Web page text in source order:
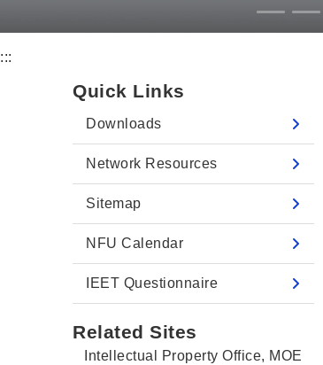
:::
Quick Links
Downloads
Network Resources
Sitemap
NFU Calendar
IEET Questionnaire
Related Sites
Intellectual Property Office, MOE